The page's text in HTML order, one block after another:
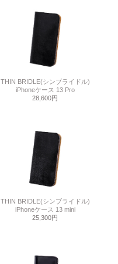
THIN BRIDLE(シンブライドル)
iPhoneケース 13 Pro
28,600円
THIN BRIDLE(シンブライドル)
iPhoneケース 13 mini
25,300円